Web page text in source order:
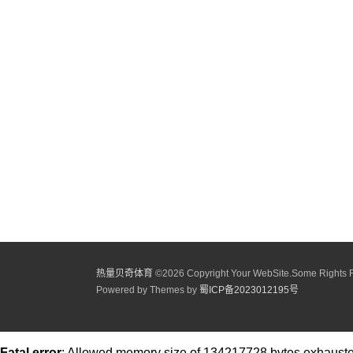
热量贝奇体育 ©2026 Copyright Your WebSite.Some Rights
Powered by Themes by 蜀ICP备2023012195号